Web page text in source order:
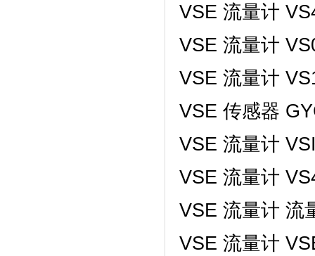
VSE 流量计
VSE 流量计
VSE 流量计
VSE 传感器
VSE 流量计
VSE 流量计
VSE 流量计 流
VSE 流量计